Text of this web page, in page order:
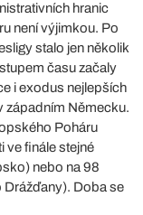
hranic
není výjimkou. Po
stalo jen několik
času začaly
i exodus nejlepších
západním Německu.
Poháru
ve finále stejné
nebo na 98
Doba se